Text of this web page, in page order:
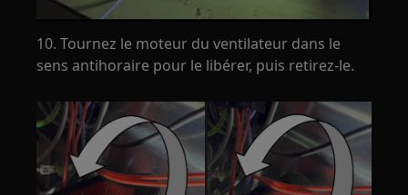
10. Tournez le moteur du ventilateur dans le
sens antihoraire pour le libérer, puis retirez-le.